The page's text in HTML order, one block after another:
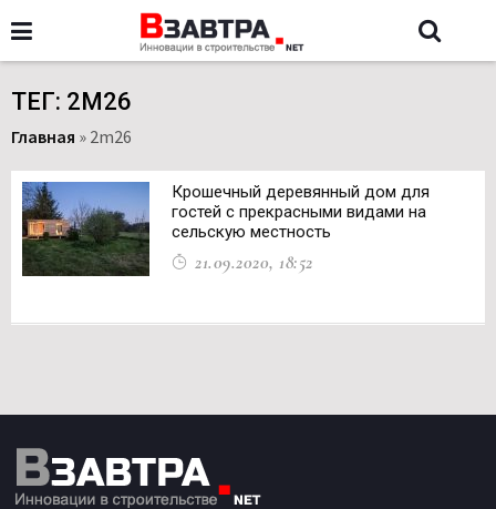
ТЕГ: 2M26
Главная » 2m26
Крошечный деревянный дом для
гостей с прекрасными видами на
сельскую местность
21.09.2020, 18:52